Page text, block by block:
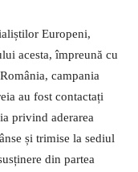
Europeni,
acesta, împreună cu
campania
au fost contactați
privind aderarea
și trimise la sediul
din partea